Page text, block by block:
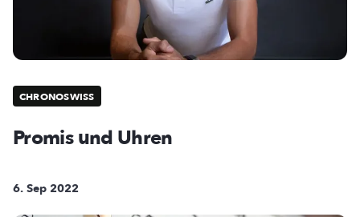
CHRONOSWISS
Promis und Uhren
6. Sep 2022